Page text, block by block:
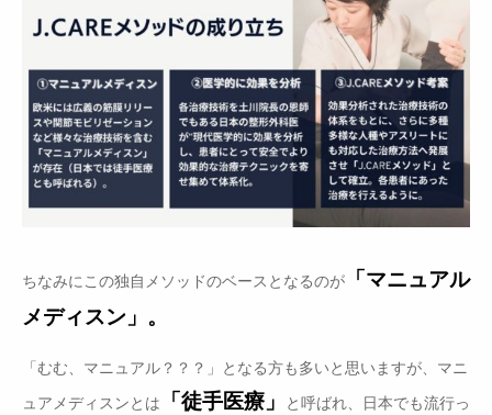
ちなみにこの独自メソッドのベースとなるのが
「マニュアル
メディスン」。
「むむ、マニュアル？？？」となる方も多いと思いますが、マニ
ュアメディスンとは
「徒手医療」
と呼ばれ、日本でも流行っ